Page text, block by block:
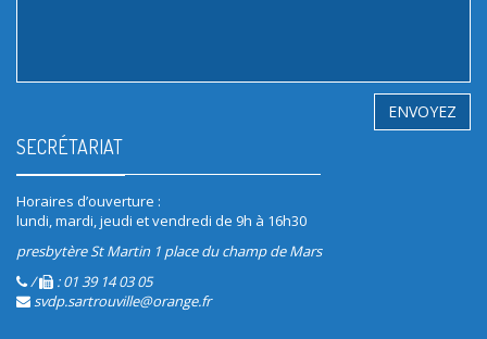
SECRÉTARIAT
Horaires d’ouverture :
lundi, mardi, jeudi et vendredi de 9h à 16h30
presbytère St Martin 1 place du champ de Mars
/
: 01 39 14 03 05
svdp.sartrouville@orange.fr